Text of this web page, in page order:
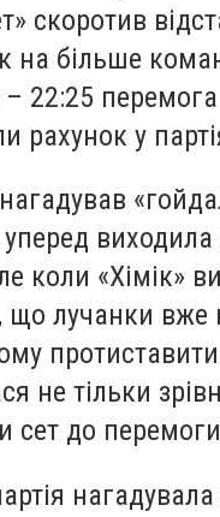
скоротив
на більше
22:25
рахунок у
виходила
коли «Хімік»
що лучанки вже
не тільки
сет до
нагадувала